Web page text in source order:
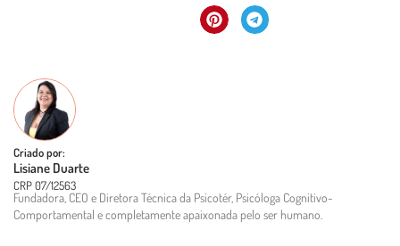
Criado por:
Lisiane Duarte
CRP 07/12563
Fundadora, CEO e Diretora Técnica da Psicotér, Psicóloga Cognitivo-
Comportamental e completamente apaixonada pelo ser humano.